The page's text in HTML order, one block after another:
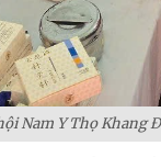
Nam Y Thọ